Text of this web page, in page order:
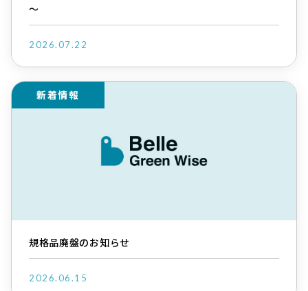
～
2026.07.22
新着情報
規格品廃盤のお知らせ
2026.06.15